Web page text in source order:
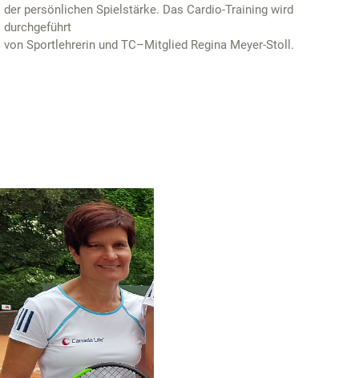
der persönlichen Spielstärke. Das Cardio-Training wird
durchgeführt
von Sportlehrerin und TC–Mitglied Regina Meyer-Stoll.